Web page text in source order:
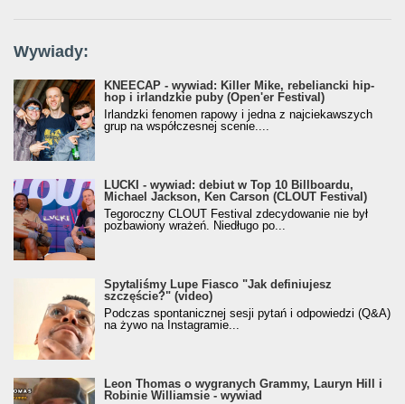
Wywiady:
KNEECAP - wywiad: Killer Mike, rebeliancki hip-
hop i irlandzkie puby (Open'er Festival)
Irlandzki fenomen rapowy i jedna z najciekawszych
grup na współczesnej scenie....
LUCKI - wywiad: debiut w Top 10 Billboardu,
Michael Jackson, Ken Carson (CLOUT Festival)
Tegoroczny CLOUT Festival zdecydowanie nie był
pozbawiony wrażeń. Niedługo po...
Spytaliśmy Lupe Fiasco "Jak definiujesz
szczęście?" (video)
Podczas spontanicznej sesji pytań i odpowiedzi (Q&A)
na żywo na Instagramie...
Leon Thomas o wygranych Grammy, Lauryn Hill i
Robinie Williamsie - wywiad